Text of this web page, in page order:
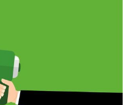
На щиті
України Богдан Ємець
але безмежно
лісівник став асом